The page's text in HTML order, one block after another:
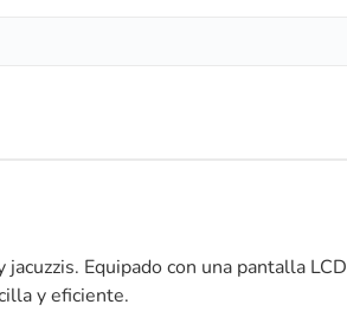
Equipado con una pantalla LCD
y eficiente.